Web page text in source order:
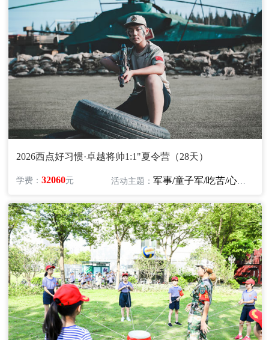
2026西点好习惯·卓越将帅1:1"夏令营（28天）
学费：32060元 活动主题：军事/童子军/吃苦/心智/领袖/励志